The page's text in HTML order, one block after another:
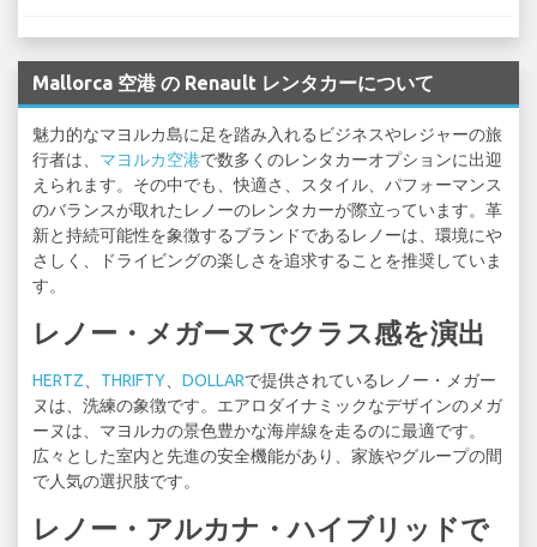
Mallorca 空港 の Renault レンタカーについて
魅力的なマヨルカ島に足を踏み入れるビジネスやレジャーの旅
行者は、 マヨルカ空港で数多くのレンタカーオプションに出迎
えられます。その中でも、快適さ、スタイル、パフォーマンス
のバランスが取れたレノーのレンタカーが際立っています。革
新と持続可能性を象徴するブランドであるレノーは、環境にや
さしく、ドライビングの楽しさを追求することを推奨していま
す。
レノー・メガーヌでクラス感を演出
HERTZ THRIFTY DOLLARで提供されているレノー・メガー
ヌは、洗練の象徴です。エアロダイナミックなデザインのメガ
ーヌは、マヨルカの景色豊かな海岸線を走るのに最適です。
広々とした室内と先進の安全機能があり、家族やグループの間
で人気の選択肢です。
レノー・アルカナ・ハイブリッドで